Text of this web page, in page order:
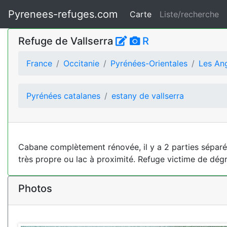
Pyrenees-refuges.com Carte Liste/recherche
Refuge de Vallserra R
France Occitanie Pyrénées-Orientales Les
Pyrénées catalanes estany de vallserra
Cabane complètement rénovée, il y a 2 parties
très propre ou lac à proximité. Refuge victime de
Photos